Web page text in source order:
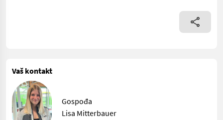
Vaš kontakt
Gospođa
Lisa Mitterbauer